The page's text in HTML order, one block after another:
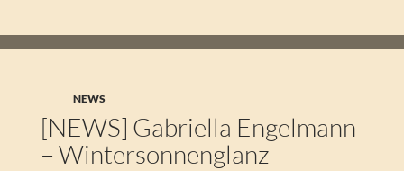
NEWS
[NEWS] Gabriella Engelmann
– Wintersonnenglanz